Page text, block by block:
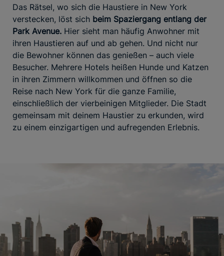
Das Rätsel, wo sich die Haustiere in New York
verstecken, löst sich beim Spaziergang entlang der
Park Avenue. Hier sieht man häufig Anwohner mit
ihren Haustieren auf und ab gehen. Und nicht nur
die Bewohner können das genießen – auch viele
Besucher. Mehrere Hotels heißen Hunde und Katzen
in ihren Zimmern willkommen und öffnen so die
Reise nach New York für die ganze Familie,
einschließlich der vierbeinigen Mitglieder. Die Stadt
gemeinsam mit deinem Haustier zu erkunden, wird
zu einem einzigartigen und aufregenden Erlebnis.